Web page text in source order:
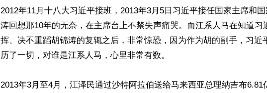
2012年11月十八大习近平接班，2013年3月5日习近平接任国家主席和
涛回想那10年的无奈，在主席台上不禁失声痛哭。而江系人马在知道习
挥、决不重蹈胡锦涛的复辄之后，非常惊恐，因为作为胡的副手，习近
历了一切，对谁是江系人马，心里非常有数。
2013年3月至4月，江泽民通过沙特阿拉伯送给马来西亚总理纳吉布6.81